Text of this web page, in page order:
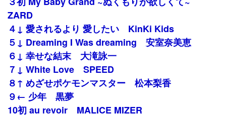
ZARD
４↓ 愛されるより 愛したい KinKi Kids
５↓ Dreaming I Was dreaming 安室奈美恵
６↓ 幸せな結末 大滝詠一
７↓ White Love SPEED
８↑ めざせポケモンマスター 松本梨香
９← 少年 黒夢
10初 au revoir MALICE MIZER